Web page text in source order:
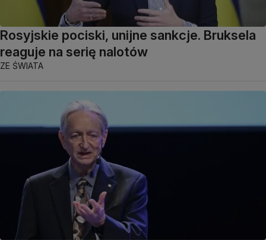
Rosyjskie pociski, unijne sankcje. Bruksela
reaguje na serię nalotów
ZE ŚWIATA